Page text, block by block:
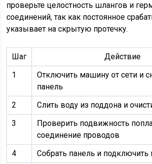
проверьте целостность шлангов и
соединений, так как постоянное
указывает на скрытую протечку.
Шаг
Действие
1
Отключить машину от сети и
панель
2
Слить воду из поддона и
3
Проверить подвижность
соединение проводов
4
Собрать панель и